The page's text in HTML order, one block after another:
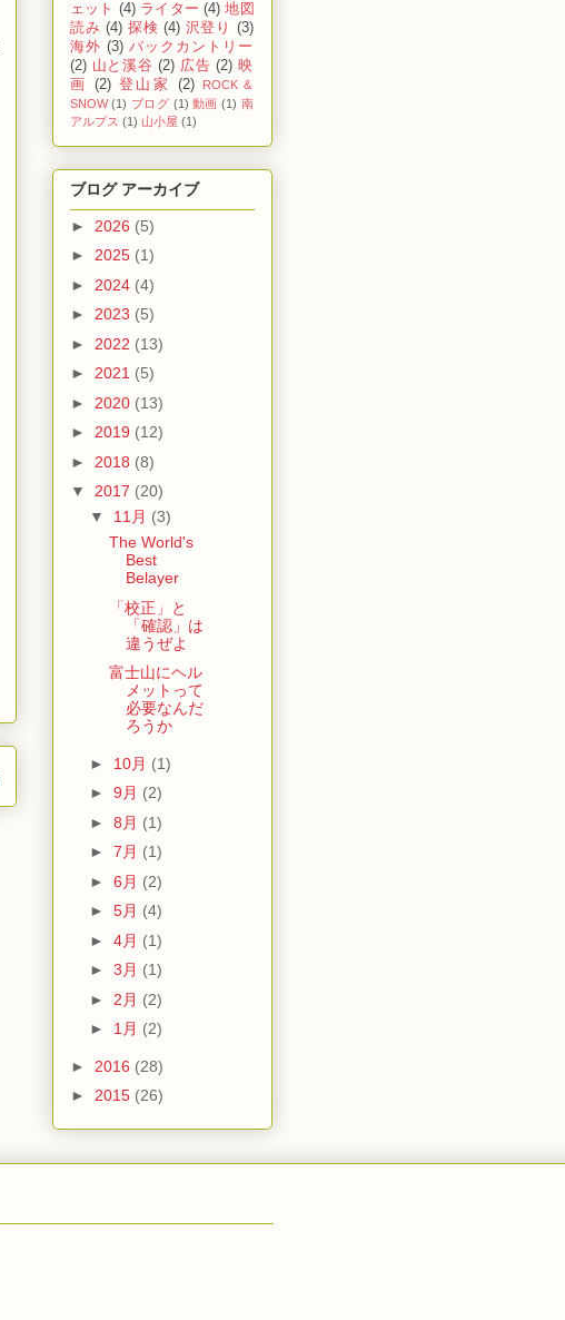
ェット (4) ライター (4) 地図
読み (4) 探検 (4) 沢登り
(3)
海外 (3) バックカントリー
(2) 山と溪谷 (2) 広告 (2) 映
画
(2) 登山家 (2)
ROCK &
SNOW (1) ブログ (1) 動画 (1) 南
アルプス (1) 山小屋 (1)
ブログ アーカイブ
► 2026 (5)
► 2025 (1)
► 2024 (4)
► 2023 (5)
► 2022 (13)
► 2021 (5)
► 2020 (13)
► 2019 (12)
► 2018 (8)
▼ 2017 (20)
▼ 11月 (3)
The World's
Best
Belayer
「校正」と
「確認」は
違うぜよ
富士山にヘル
メットって
必要なんだ
ろうか
► 10月 (1)
► 9月 (2)
► 8月 (1)
► 7月 (1)
► 6月 (2)
► 5月 (4)
► 4月 (1)
► 3月 (1)
► 2月 (2)
► 1月 (2)
► 2016 (28)
► 2015 (26)